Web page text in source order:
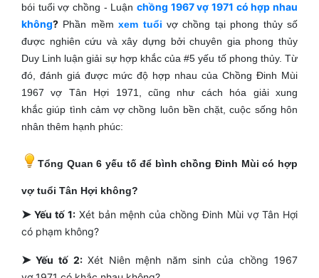
bói tuổi vợ chồng - Luận chồng 1967 vợ 1971 có hợp nhau
không? Phần mềmxem tuổi vợ chồng tại phong thủy số
được nghiên cứu và xây dựng bởi chuyên gia phong thủy
Duy Linh luận giải sự hợp khắc của #5 yếu tố phong thủy. Từ
đó, đánh giá được mức độ hợp nhau của Chồng Đinh Mùi
1967 vợ Tân Hợi 1971, cũng như cách hóa giải xung
khắc giúp tình cảm vợ chồng luôn bền chặt, cuộc sống hôn
nhân thêm hạnh phúc:
Tổng Quan 6 yếu tố để bình chồng Đinh Mùi có hợp
vợ tuổi Tân Hợi không?
➤ Yếu tố 1: Xét bản mệnh của chồng Đinh Mùi vợ Tân Hợi
có phạm không?
➤Yếu tố 2: Xét Niên mệnh năm sinh của chồng 1967